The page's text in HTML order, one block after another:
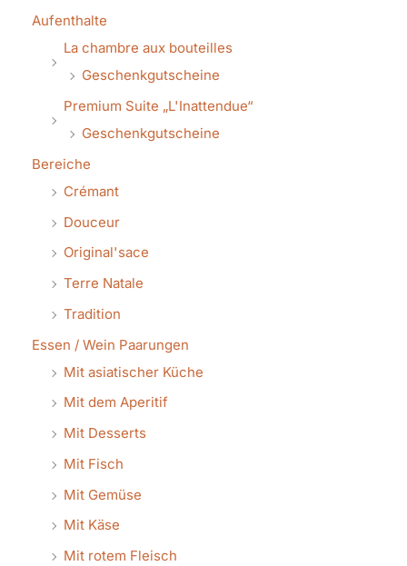
Aufenthalte
La chambre aux bouteilles
Geschenkgutscheine
Premium Suite „L'Inattendue“
Geschenkgutscheine
Bereiche
Crémant
Douceur
Original'sace
Terre Natale
Tradition
Essen / Wein Paarungen
Mit asiatischer Küche
Mit dem Aperitif
Mit Desserts
Mit Fisch
Mit Gemüse
Mit Käse
Mit rotem Fleisch